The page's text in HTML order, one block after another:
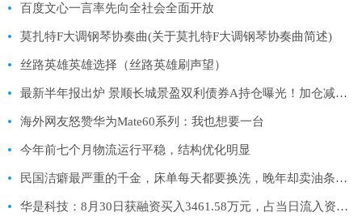
百度文心一言率先向全社会全面开放
莫扎特F大调钢琴协奏曲(关于莫扎特F大调钢琴协奏曲简述)
丝路英雄英雄选择（丝路英雄刷声望）
最新半年报出炉 景顺长城景盈双利债券A持仓曝光！加仓减仓这些股…
海外网友怒赞华为Mate60系列：我也想要一台
今年前七个月物流运行平稳，结构优化明显
民国洁癖最严重的千金，床单每天都要换洗，晚年却卖油条维持生活
华是科技：8月30日获融资买入3461.58万元，占当日流入资金比例10.07%